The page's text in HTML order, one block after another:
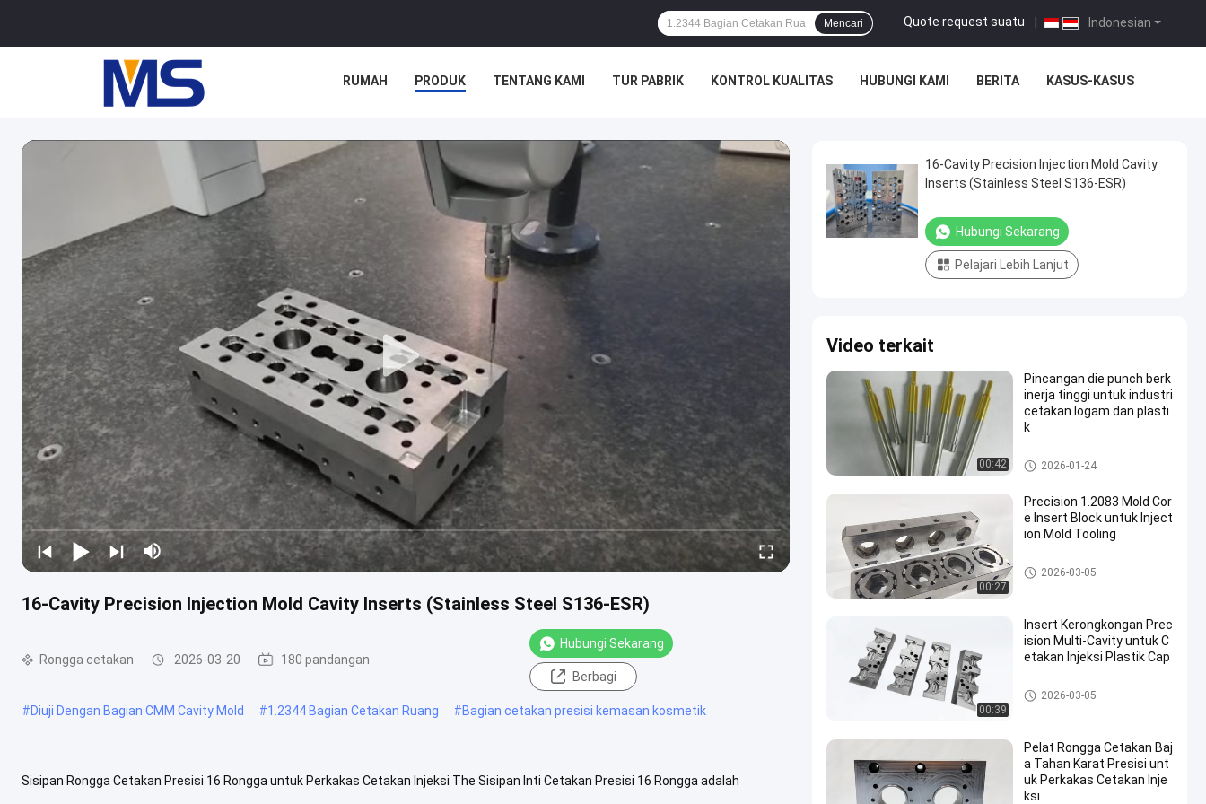
Indonesian
Quote request suatu
Mencari
RUMAH PRODUK TENTANG KAMI TUR PABRIK KONTROL KUALITAS HUBUNGI KAMI BERITA KASUS-KASUS
16-Cavity Precision Injection Mold Cavity Inserts (Stainless Steel S136-ESR)
Rongga cetakan 2026-03-20 180 pandangan
Hubungi Sekarang
Berbagi
#Diuji Dengan Bagian CMM Cavity Mold #1.2344 Bagian Cetakan Ruang #Bagian cetakan presisi kemasan kosmetik
Sisipan Rongga Cetakan Presisi 16 Rongga untuk Perkakas Cetakan Injeksi The Sisipan Inti Cetakan Presisi 16 Rongga adalah
16-Cavity Precision Injection Mold Cavity
Inserts (Stainless Steel S136-ESR)
Hubungi Sekarang
Pelajari Lebih Lanjut
Video terkait
00:42
Pincangan die punch berk
inerja tinggi untuk industri
cetakan logam dan plasti
k
cetakan bagian standar
2026-01-24
00:27
Precision 1.2083 Mold Cor
e Insert Block untuk Inject
ion Mold Tooling
Rongga cetakan
2026-03-05
00:39
Insert Kerongkongan Prec
ision Multi-Cavity untuk C
etakan Injeksi Plastik Cap
Rongga cetakan
2026-03-05
Pelat Rongga Cetakan Baj
a Tahan Karat Presisi unt
uk Perkakas Cetakan Inje
ksi